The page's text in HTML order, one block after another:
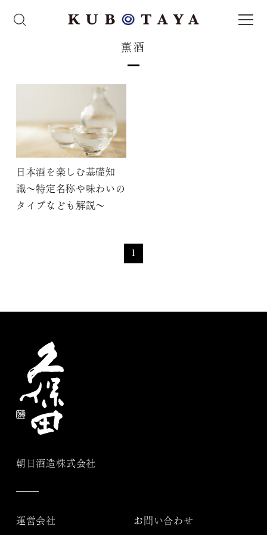
薫酒
日本酒を楽しむ基礎知
識〜特定名称や味わいの
タイプなども解説〜
1
朝日酒造株式会社
運営会社 お問い合わせ